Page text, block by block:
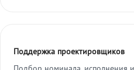
Поддержка проектировщиков